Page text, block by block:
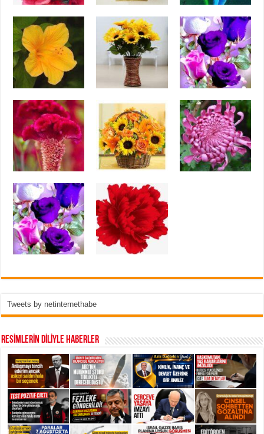
Tweets by netinternethabe
RESİMLERİN DİLİYLE HABERLER